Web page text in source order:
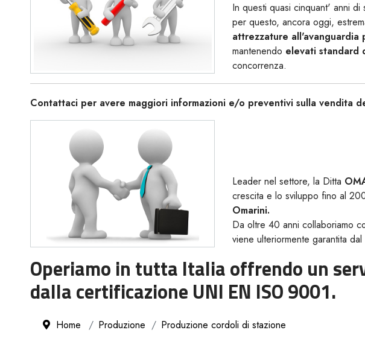
In questi quasi cinquant' anni
per questo, ancora oggi,
attrezzature
mantenendo elevati standard
concorrenza.
Contattaci per avere maggiori informazioni e/o preventivi sulla vendita
Leader nel settore, la Ditta
crescita e lo sviluppo fino al
Omarini.
Da oltre 40 anni collaboriamo
viene ulteriormente garantita dal
Operiamo in tutta Italia offrendo un
dalla certificazione UNI EN ISO 9001.
Home Produzione Produzione cordoli di stazione